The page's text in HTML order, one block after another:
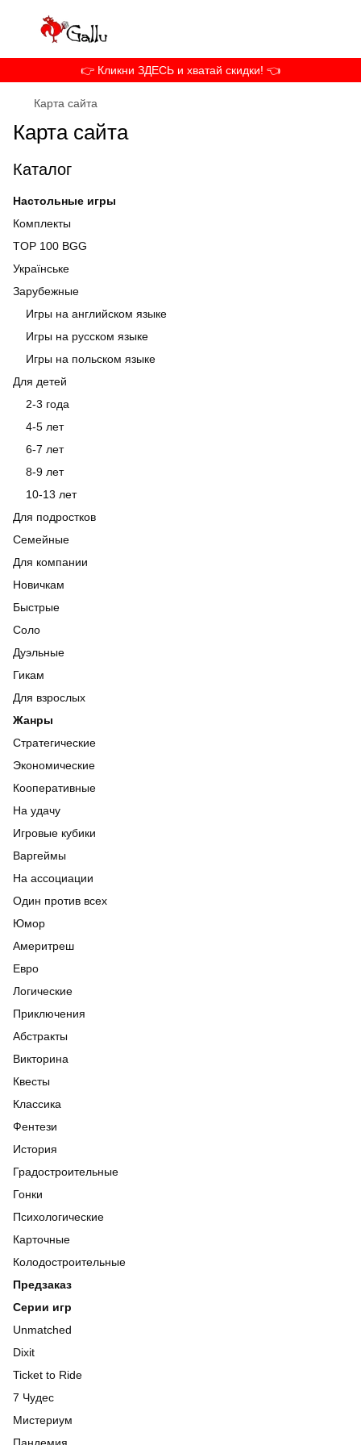
👉 Кликни ЗДЕСЬ и хватай скидки! 👈
Карта сайта
Карта сайта
Каталог
Настольные игры
Комплекты
TOP 100 BGG
Українське
Зарубежные
Игры на английском языке
Игры на русском языке
Игры на польском языке
Для детей
2-3 года
4-5 лет
6-7 лет
8-9 лет
10-13 лет
Для подростков
Семейные
Для компании
Новичкам
Быстрые
Соло
Дуэльные
Гикам
Для взрослых
Жанры
Стратегические
Экономические
Кооперативные
На удачу
Игровые кубики
Варгеймы
На ассоциации
Один против всех
Юмор
Америтреш
Евро
Логические
Приключения
Абстракты
Викторина
Квесты
Классика
Фентези
История
Градостроительные
Гонки
Психологические
Карточные
Колодостроительные
Предзаказ
Серии игр
Unmatched
Dixit
Ticket to Ride
7 Чудес
Мистериум